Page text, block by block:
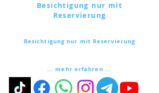
Besichtigung nur mit Reservierung
... mehr erfahren ...
Besichtigung nur mit
Reservierung